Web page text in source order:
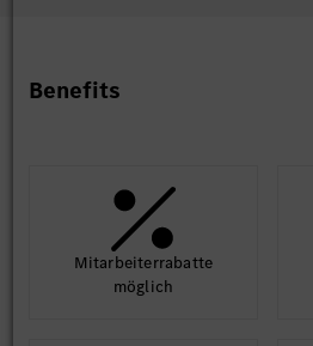
Benefits
Mit­arbeiter­rabatte
möglich